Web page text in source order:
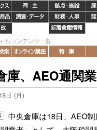
ルコンテンツ一覧
庫、AEO通関
日 (月)
中央倉庫は18日、AEO